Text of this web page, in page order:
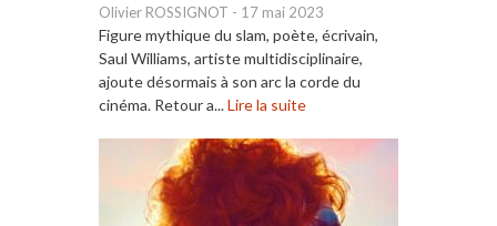
Olivier ROSSIGNOT - 17 mai 2023
Figure mythique du slam, poète, écrivain,
Saul Williams, artiste multidisciplinaire,
ajoute désormais à son arc la corde du
cinéma. Retour a...Lire la suite